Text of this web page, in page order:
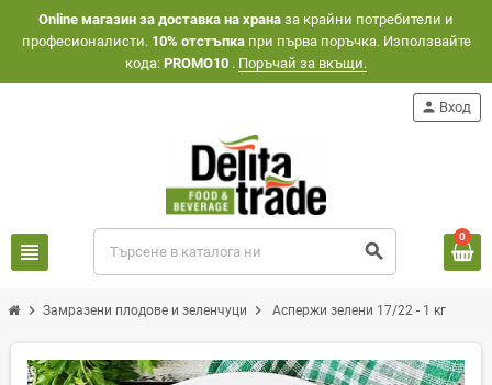
Оnline магазин за доставка на храна за крайни потребители и
професионалисти. 10% отстъпкапри първа поръчка. Използвайте
кода: PROMO10 . Поръчай за вкъщи.
view_headline search
person Вход
0
chevron_right Замразени плодове и зеленчуци chevron_right Аспержи зелени 17/22 - 1 кг